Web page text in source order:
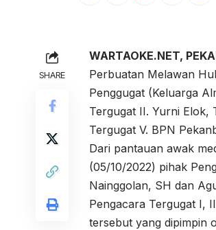
SHARE
WARTAOKE.NET,
Perbuatan Melawan
Penggugat (Keluarga
Tergugat II. Yurni Elok,
Tergugat V. BPN
Dari pantauan awak
(05/10/2022) pihak
Nainggolan, SH dan
Pengacara Tergugat I,
tersebut yang dipimpin